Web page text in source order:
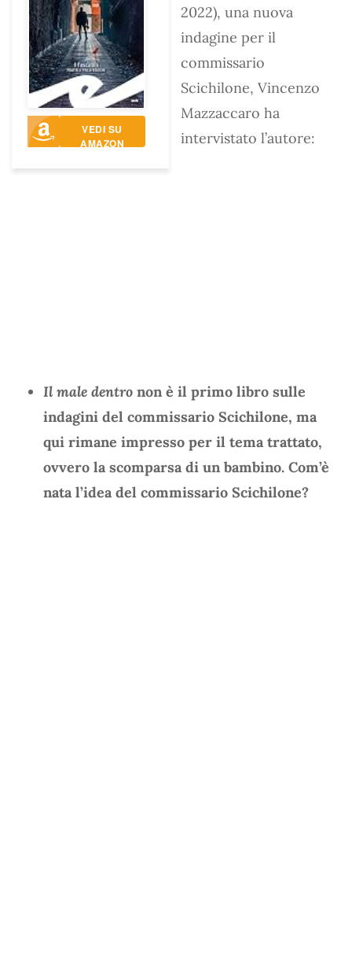
VEDI SU
AMAZON
2022), una nuova
indagine per il
commissario
Scichilone, Vincenzo
Mazzaccaro ha
intervistato l’autore:
Il male dentro non è il primo libro sulle
indagini del commissario Scichilone, ma
qui rimane impresso per il tema trattato,
ovvero la scomparsa di un bambino. Com’è
nata l’idea del commissario Scichilone?